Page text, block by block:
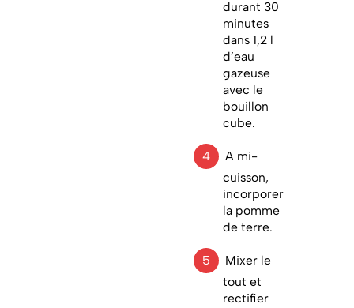
durant 30
minutes
dans 1,2 l
d’eau
gazeuse
avec le
bouillon
cube.
A mi-
cuisson,
incorporer
la pomme
de terre.
Mixer le
tout et
rectifier